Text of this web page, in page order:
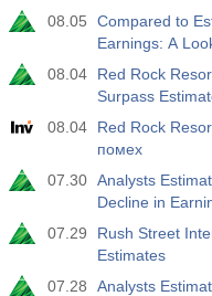
12:30
Акт.
12:30
USD
Уровень
Акт.
17:00
USD
Число нефтяных
Hughes
Акт.
08.05
Compared to
Earnings: A
08.04
Red Rock
Surpass
08.04
Red Rock
помех
07.30 Analysts
Decline in
07.29
Rush Street
Estimates
07.28
Analysts